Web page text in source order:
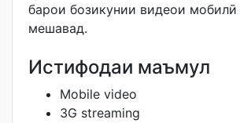
барои бозикунии видеои
мешавад.
Истифодаи маъмул
Mobile video
3G streaming